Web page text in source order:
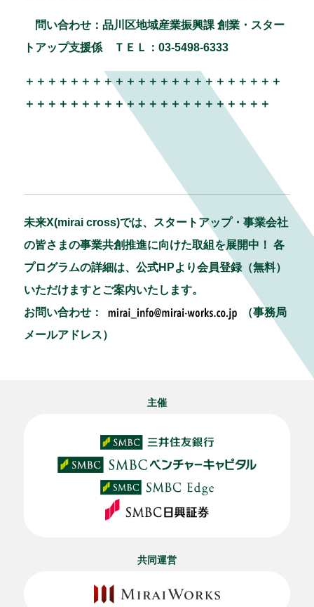
問い合わせ：品川区地域産業振興課 創業・スター
トアップ支援係 ＴＥＬ：03-5498-6333
＋＋＋＋＋＋＋＋＋＋＋＋＋＋＋＋＋＋＋＋＋＋＋
＋＋＋＋＋＋＋＋＋＋＋＋＋＋＋＋＋＋＋＋＋＋
未来X(mirai cross)では、スタートアップ・事業会社
の皆さまの事業共創推進に向けた取組を展開中！ 各
プログラムの詳細は、公式HPより会員登録（無料）
いただけますとご案内いたします。
お問い合わせ：
（事務局
メールアドレス）
主催
共同運営